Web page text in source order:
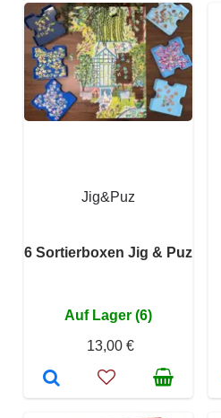
Jig&Puz
6 Sortierboxen Jig & Puz
Auf Lager (6)
13,00 €